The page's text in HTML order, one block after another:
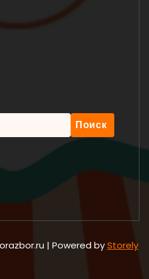
| Powered byStorely